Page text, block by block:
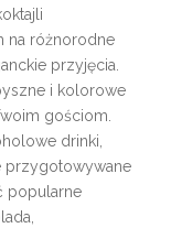
na różnorodne
przyjęcia.
i kolorowe
gościom.
drinki,
przygotowywane
popularne